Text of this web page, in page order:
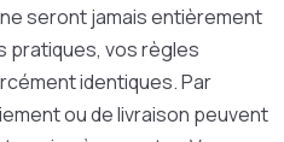
seront jamais entièrement
pratiques, vos règles
identiques. Par
ou de livraison peuvent